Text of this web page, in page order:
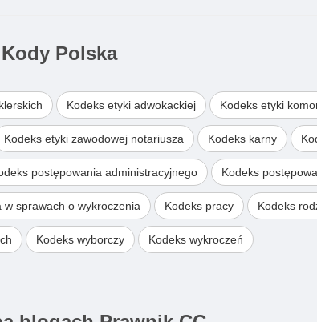
Kody Polska
Kodeks etyki adwokackiej Kodeks etyki
Kodeks etyki zawodowej notariusza Kodeks karny
postępowania administracyjnego Kodeks
w sprawach o wykroczenia Kodeks pracy Kodeks
Kodeks wyborczy Kodeks wykroczeń